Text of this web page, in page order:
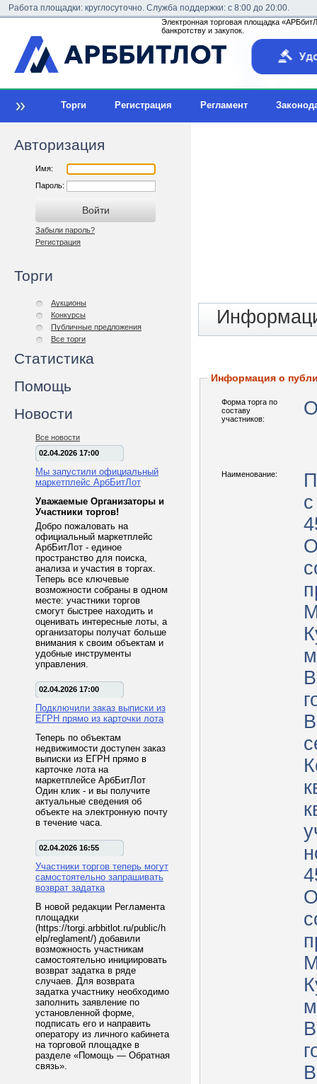
Работа площадки: круглосуточно. Служба поддержки: с 8:00 до 20:00.
Электронная торговая площадка
банкротству и закупок.
Торги Регистрация Регламент
Авторизация
Имя:
Пароль:
Забыли пароль?
Регистрация
Торги
Аукционы
Конкурсы
Публичные предложения
Все торги
Статистика
Помощь
Новости
Все новости
02.04.2026 17:00
Мы запустили официальный
маркетплейс АрбБитЛот
Уважаемые Организаторы и
Участники торгов!
Добро пожаловать на
официальный маркетплейс
АрбБитЛот - единое
пространство для поиска,
анализа и участия в торгах.
Теперь все ключевые
возможности собраны в одном
месте: участники торгов
смогут быстрее находить и
оценивать интересные лоты, а
организаторы получат больше
внимания к своим объектам и
удобные инструменты
управления.
02.04.2026 17:00
Подключили заказ выписки из
ЕГРН прямо из карточки лота
Теперь по объектам
недвижимости доступен заказ
выписки из ЕГРН прямо в
карточке лота на
маркетплейсе АрбБитЛот
Один клик - и вы получите
актуальные сведения об
объекте на электронную почту
в течение часа.
02.04.2026 16:55
Участники торгов теперь могут
самостоятельно запрашивать
возврат задатка
В новой редакции Регламента
площадки
(https://torgi.arbbitlot.ru/public/h
elp/reglament/) добавили
возможность участникам
самостоятельно инициировать
возврат задатка в ряде
случаев. Для возврата
задатка участнику необходимо
заполнить заявление по
установленной форме,
подписать его и направить
оператору из личного кабинета
на торговой площадке в
разделе «Помощь — Обратная
связь».
Информация о
Форма торга по
составу
участников:
Наименование: